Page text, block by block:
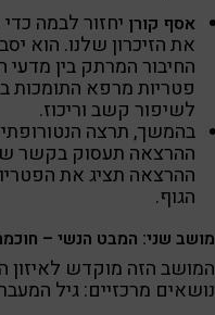
אסף קורן יחזור לבמה
את הזיכרון שלנו. הוא
החיבור המרתק בין
פטריות מרפא התומכות
לשיפור קשב וריכוז.
בהמשך, תרצה
ההרצאה תעסוק בקשר
ההרצאה תציג את
הגוף.
מושב שני: המבט הנשי –
המושב הזה מוקדש
נושאים מרכזיים: גיל